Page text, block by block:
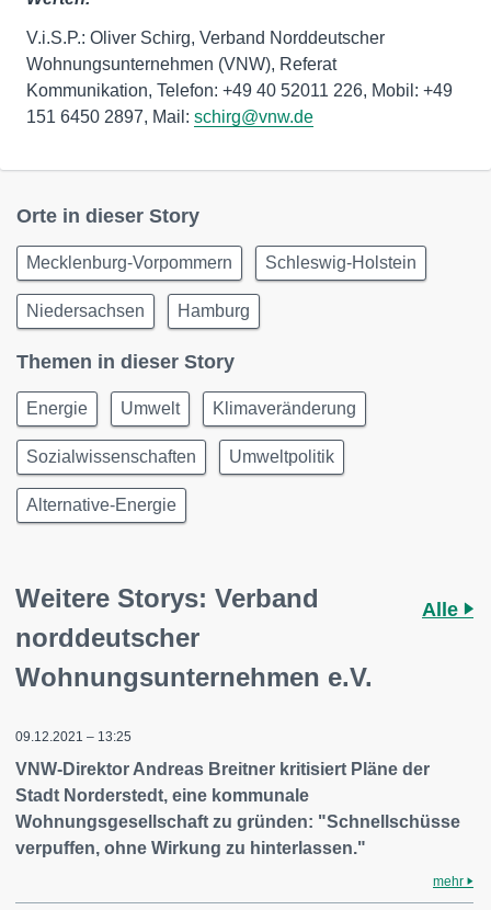
V.i.S.P.: Oliver Schirg, Verband Norddeutscher
Wohnungsunternehmen (VNW), Referat
Kommunikation, Telefon: +49 40 52011 226, Mobil: +49
151 6450 2897, Mail: schirg@vnw.de
Orte in dieser Story
Mecklenburg-Vorpommern Schleswig-Holstein
Niedersachsen Hamburg
Themen in dieser Story
Energie Umwelt Klimaveränderung
Sozialwissenschaften Umweltpolitik
Alternative-Energie
Weitere Storys: Verband
norddeutscher
Wohnungsunternehmen e.V.
Alle
09.12.2021 – 13:25
VNW-Direktor Andreas Breitner kritisiert Pläne der
Stadt Norderstedt, eine kommunale
Wohnungsgesellschaft zu gründen: "Schnellschüsse
verpuffen, ohne Wirkung zu hinterlassen."
mehr